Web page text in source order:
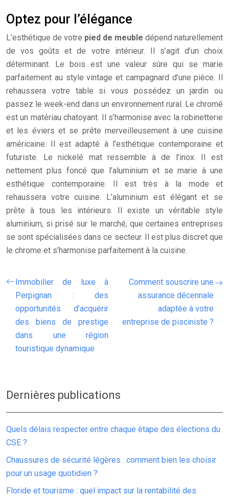
Optez pour l’élégance
L’esthétique de votre pied de meuble dépend naturellement
de vos goûts et de votre intérieur. Il s’agit d’un choix
déterminant. Le bois est une valeur sûre qui se marie
parfaitement au style vintage et campagnard d’une pièce. Il
rehaussera votre table si vous possédez un jardin ou
passez le week-end dans un environnement rural. Le chromé
est un matériau chatoyant. Il s’harmonise avec la robinetterie
et les éviers et se prête merveilleusement à une cuisine
américaine. Il est adapté à l’esthétique contemporaine et
futuriste. Le nickelé mat ressemble à de l’inox. Il est
nettement plus foncé que l’aluminium et se marie à une
esthétique contemporaine. Il est très à la mode et
rehaussera votre cuisine. L’aluminium est élégant et se
prête à tous les intérieurs. Il existe un véritable style
aluminium, si prisé sur le marché, que certaines entreprises
se sont spécialisées dans ce secteur. Il est plus discret que
le chrome et s’harmonise parfaitement à la cuisine.
Immobilier de luxe à
Perpignan : des
opportunités d’acquérir
des biens de prestige
dans une région
touristique dynamique
Comment souscrire une
assurance décennale
adaptée à votre
entreprise de pisciniste ?
Dernières publications
Quels délais respecter entre chaque étape des élections du
CSE ?
Chaussures de sécurité légères : comment bien les choisir
pour un usage quotidien ?
Floride et tourisme : quel impact sur la rentabilité des